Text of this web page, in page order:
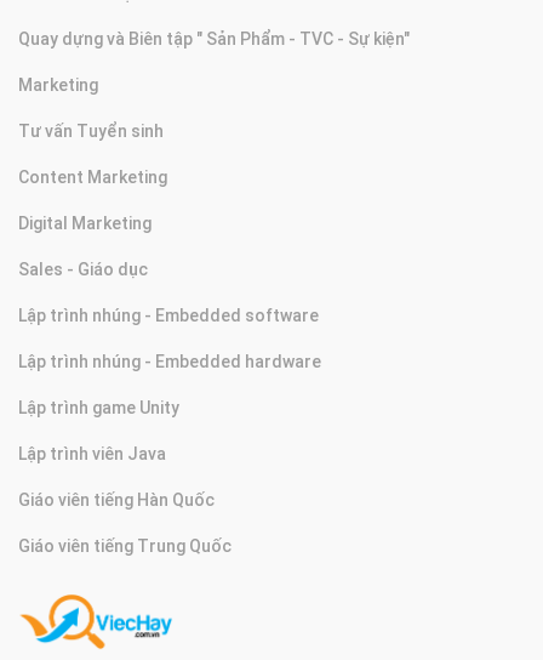
Quay dựng và Biên tập " Sản Phẩm - TVC - Sự kiện"
Marketing
Tư vấn Tuyển sinh
Content Marketing
Digital Marketing
Sales - Giáo dục
Lập trình nhúng - Embedded software
Lập trình nhúng - Embedded hardware
Lập trình game Unity
Lập trình viên Java
Giáo viên tiếng Hàn Quốc
Giáo viên tiếng Trung Quốc